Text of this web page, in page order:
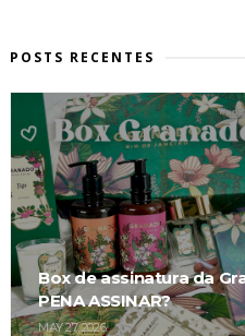
POSTS RECENTES
Box de assinatura da
PENA ASSINAR?
MAY 27, 2026